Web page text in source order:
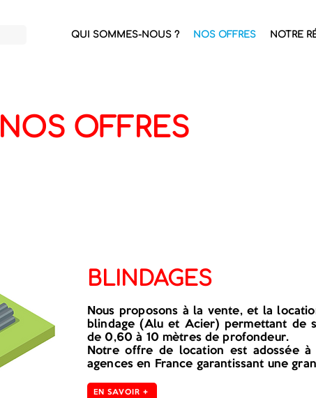
QUI SOMMES-NOUS ? NOS OFFRES NOTRE
NOS OFFRES
BLINDAGES
Nous proposons à la vente, et la
blindage (Alu et Acier) permettant de
de 0,60 à 10 mètres de profondeur.
Notre offre de location est adossée à
agences en France garantissant une
EN SAVOIR +